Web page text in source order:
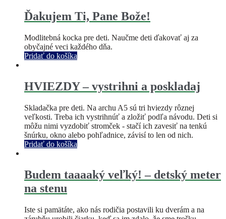
Ďakujem Ti, Pane Bože!
Modlitebná kocka pre deti. Naučme deti ďakovať aj za
obyčajné veci každého dňa.
Pridať do košíka
HVIEZDY – vystrihni a poskladaj
Skladačka pre deti. Na archu A5 sú tri hviezdy rôznej
veľkosti. Treba ich vystrihnúť a zložiť podľa návodu. Deti si
môžu nimi vyzdobiť stromček - stačí ich zavesiť na tenkú
šnúrku, okno alebo pohľadnice, závisí to len od nich.
Pridať do košíka
Budem taaaaký veľký! – detský meter
na stenu
Iste si pamätáte, ako nás rodičia postavili ku dverám a na